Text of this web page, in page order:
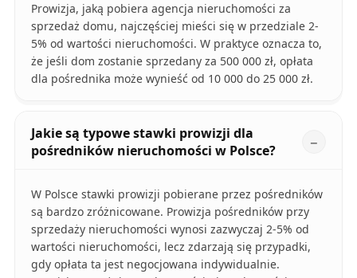
Prowizja, jaką pobiera agencja nieruchomości za
sprzedaż domu, najczęściej mieści się w przedziale 2-
5% od wartości nieruchomości. W praktyce oznacza to,
że jeśli dom zostanie sprzedany za 500 000 zł, opłata
dla pośrednika może wynieść od 10 000 do 25 000 zł.
Jakie są typowe stawki prowizji dla
pośredników nieruchomości w Polsce?
W Polsce stawki prowizji pobierane przez pośredników
są bardzo zróżnicowane. Prowizja pośredników przy
sprzedaży nieruchomości wynosi zazwyczaj 2-5% od
wartości nieruchomości, lecz zdarzają się przypadki,
gdy opłata ta jest negocjowana indywidualnie.